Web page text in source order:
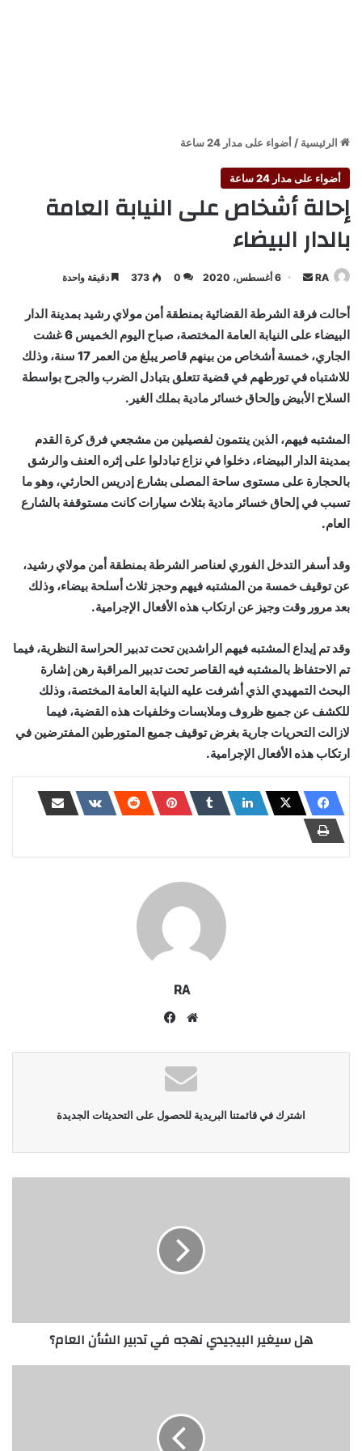
الرئيسية / أضواء على مدار 24 ساعة
أضواء على مدار 24 ساعة
إحالة أشخاص على النيابة العامة
بالدار البيضاء
RA
أرسل
إلكترونيا
6 أغسطس، 2020 0
373 دقيقة واحدة
أحالت فرقة الشرطة القضائية بمنطقة أمن مولاي رشيد بمدينة الدار
البيضاء على النيابة العامة المختصة، صباح اليوم الخميس 6 غشت
الجاري، خمسة أشخاص من بينهم قاصر يبلغ من العمر 17 سنة، وذلك
للاشتباه في تورطهم في قضية تتعلق بتبادل الضرب والجرح بواسطة
السلاح الأبيض وإلحاق خسائر مادية بملك الغير.
المشتبه فيهم، الذين ينتمون لفصيلين من مشجعي فرق كرة القدم
بمدينة الدار البيضاء، دخلوا في نزاع تبادلوا على إثره العنف والرشق
بالحجارة على مستوى ساحة المصلى بشارع إدريس الحارثي، وهو ما
تسبب في إلحاق خسائر مادية بثلاث سيارات كانت مستوقفة بالشارع
العام.
وقد أسفر التدخل الفوري لعناصر الشرطة بمنطقة أمن مولاي رشيد،
عن توقيف خمسة من المشتبه فيهم وحجز ثلاث أسلحة بيضاء، وذلك
بعد مرور وقت وجيز عن ارتكاب هذه الأفعال الإجرامية.
وقد تم إيداع المشتبه فيهم الراشدين تحت تدبير الحراسة النظرية، فيما
تم الاحتفاظ بالمشتبه فيه القاصر تحت تدبير المراقبة رهن إشارة
البحث التمهيدي الذي أشرفت عليه النيابة العامة المختصة، وذلك
للكشف عن جميع ظروف وملابسات وخلفيات هذه القضية، فيما
لازالت التحريات جارية بغرض توقيف جميع المتورطين المفترضين في
ارتكاب هذه الأفعال الإجرامية.
RA
موقع
اشترك في قائمتنا البريدية للحصول على التحديثات الجديدة
هل سيغير البيجيدي نهجه في تدبير الشأن العام؟